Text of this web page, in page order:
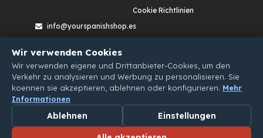
Cookie Richtlinien
info@yourspanishshop.es
47012 – Valladolid. España
Wir verwenden Cookies
Wir verwenden eigene und Drittanbieter-Cookies, um den
Verkehr zu analysieren und Werbung zu personalisieren. Sie
koennen sie akzeptieren, ablehnen oder konfigurieren. Mehr
Informationen
Ablehnen Einstellungen